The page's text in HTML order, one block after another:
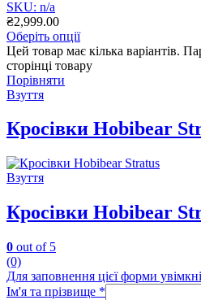
SKU: n/a
₴2,999.00
Оберіть опції
Цей товар має кілька варіантів.
сторінці товару
Порівняти
Взуття
Кросівки Hobibear
Взуття
Кросівки Hobibear
0 out of 5
(0)
Для заповнення цієї форми
Ім'я та прізвище *